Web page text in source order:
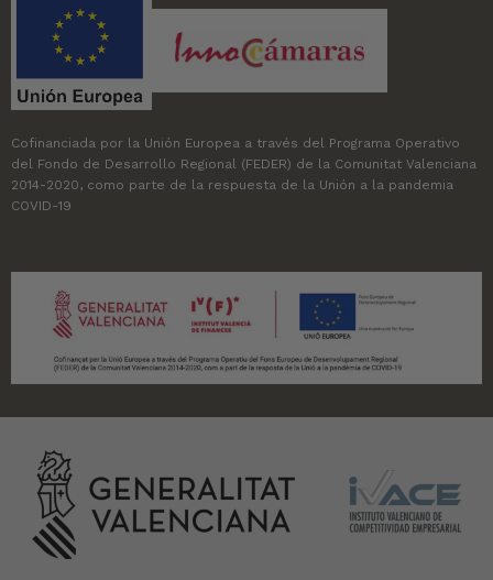
Cofinanciada por la Unión Europea a través del Programa Operativo
del Fondo de Desarrollo Regional (FEDER) de la Comunitat Valenciana
2014-2020, como parte de la respuesta de la Unión a la pandemia
COVID-19